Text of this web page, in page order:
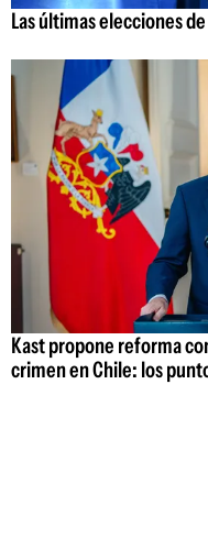
Las últimas elecciones
Kast propone reforma
crimen en Chile: los